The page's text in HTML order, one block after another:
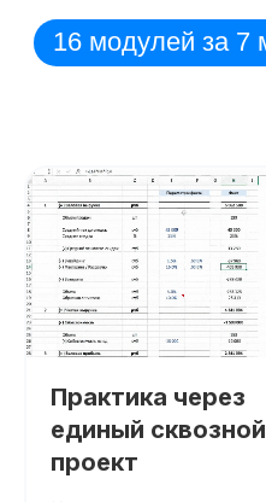
Практика через
единый сквозной
проект